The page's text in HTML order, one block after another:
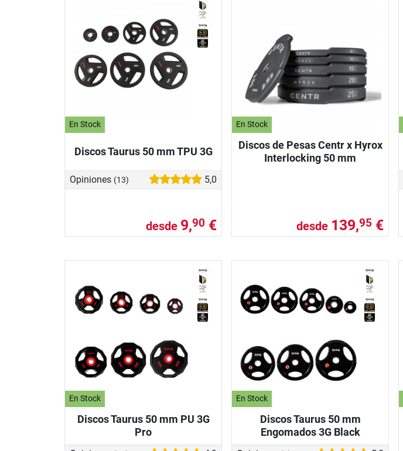
En Stock
Discos Taurus 50 mm TPU 3G
Opiniones (13) 5,0
desde 9,90 €
En Stock
Discos de Pesas Centr x Hyrox
Interlocking 50 mm
desde 139,95 €
En Stock
Discos Taurus 50 mm PU 3G
Pro
En Stock
Discos Taurus 50 mm
Engomados 3G Black